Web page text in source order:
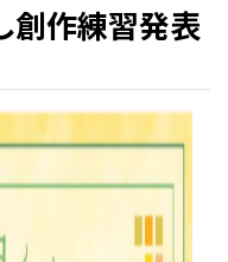
する」
創作練習発表